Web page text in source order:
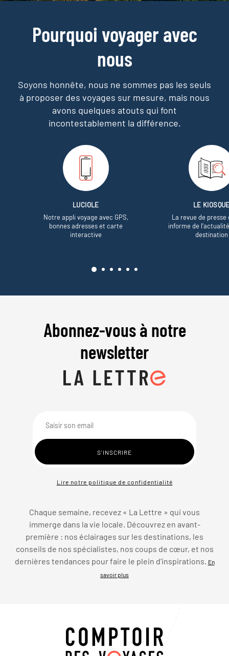
Pourquoi voyager avec
nous
Soyons honnête, nous ne sommes pas les seuls
à proposer des voyages sur mesure, mais nous
avons quelques atouts qui font
incontestablement la différence.
LUCIOLE
Notre appli voyage avec GPS,
bonnes adresses et carte
interactive
LE
La revue de presse
informe de
destination
Abonnez-vous à notre
newsletter
Lire notre politique de confidentialité
Chaque semaine, recevez « La Lettre » qui vous
immerge dans la vie locale. Découvrez en avant-
première : nos éclairages sur les destinations, les
conseils de nos spécialistes, nos coups de cœur, et nos
dernières tendances pour faire le plein d’inspirations.
En
savoir plus